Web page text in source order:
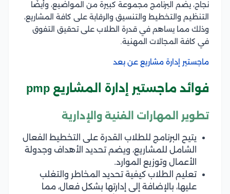
نجاح، يضم البرنامج مجموعة كبيرة من المواضيع، وأيضًا
التنظيم والتخطيط والتنسيق والرقابة على كافة المشاريع،
وذلك مما يساهم في قدرة الطلاب على تحقيق التفوق
في كافة المجالات المهنية.
ماجستير إدارة مشاريع عن بعد
فوائد ماجستير إدارة المشاريع pmp
تطوير المهارات الفنية والإدارية
يتيح البرنامج للطلاب القدرة على التخطيط الفعال
الشامل للمشاريع، ويضم تحديد الأهداف وجدولة
الأعمال وتوزيع الموارد.
تعليم الطلاب كيفية تحديد المخاطر والتغلب
عليها، بالإضافة إلى إدارتها بشكل فعال، مما